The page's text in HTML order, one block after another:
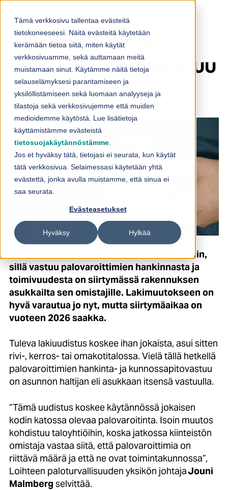
Tämä verkkosivu tallentaa evästeitä
tietokoneeseesi. Näitä evästeitä käytetään
kerämään tietoa siitä, miten käytät
verkkosivuamme, sekä auttamaan meitä
muistamaan sinut. Käytämme näitä tietoja
selauselämyksesi parantamiseen ja
yksilöllistämiseen sekä luomaan analyyseja ja
tilastoja sekä verkkosivujemme että muiden
medioidemme käytöstä. Lue lisätietoja
käyttämistämme evästeistä
tietosuojakäytännöstämme
Jos et hyväksy tätä, tietojasi ei seurata, kun käytät
tätä verkkosivua. Selaimessasi käytetään yhtä
evästettä, jonka avulla muistamme, että sinua ei
saa seurata.
Evästeasetukset
Hyväksy Hylkää
Palovaroittimia
koskeva laki uudistuu
28.05.2024
Lakimuutos vaikuttaa isoimmin taloyhtiöihin,
sillä vastuu palovaroittimien hankinnasta ja
toimivuudesta on siirtymässä rakennuksen
asukkailta sen omistajille. Lakimuutokseen on
hyvä varautua jo nyt, mutta siirtymäaikaa on
vuoteen 2026 saakka.
Tuleva lakiuudistus koskee ihan jokaista, asui sitten
rivi-, kerros- tai omakotitalossa. Vielä tällä hetkellä
palovaroittimien hankinta- ja kunnossapitovastuu
on asunnon haltijan eli asukkaan itsensä vastuulla.
”Tämä uudistus koskee käytännössä jokaisen
kodin katossa olevaa palovaroitinta. Isoin muutos
kohdistuu taloyhtiöihin, koska jatkossa kiinteistön
omistaja vastaa siitä, että palovaroittimia on
riittävä määrä ja että ne ovat toimintakunnossa”,
Loihteen paloturvallisuuden yksikön johtajaJouni
Malmberg selvittää.